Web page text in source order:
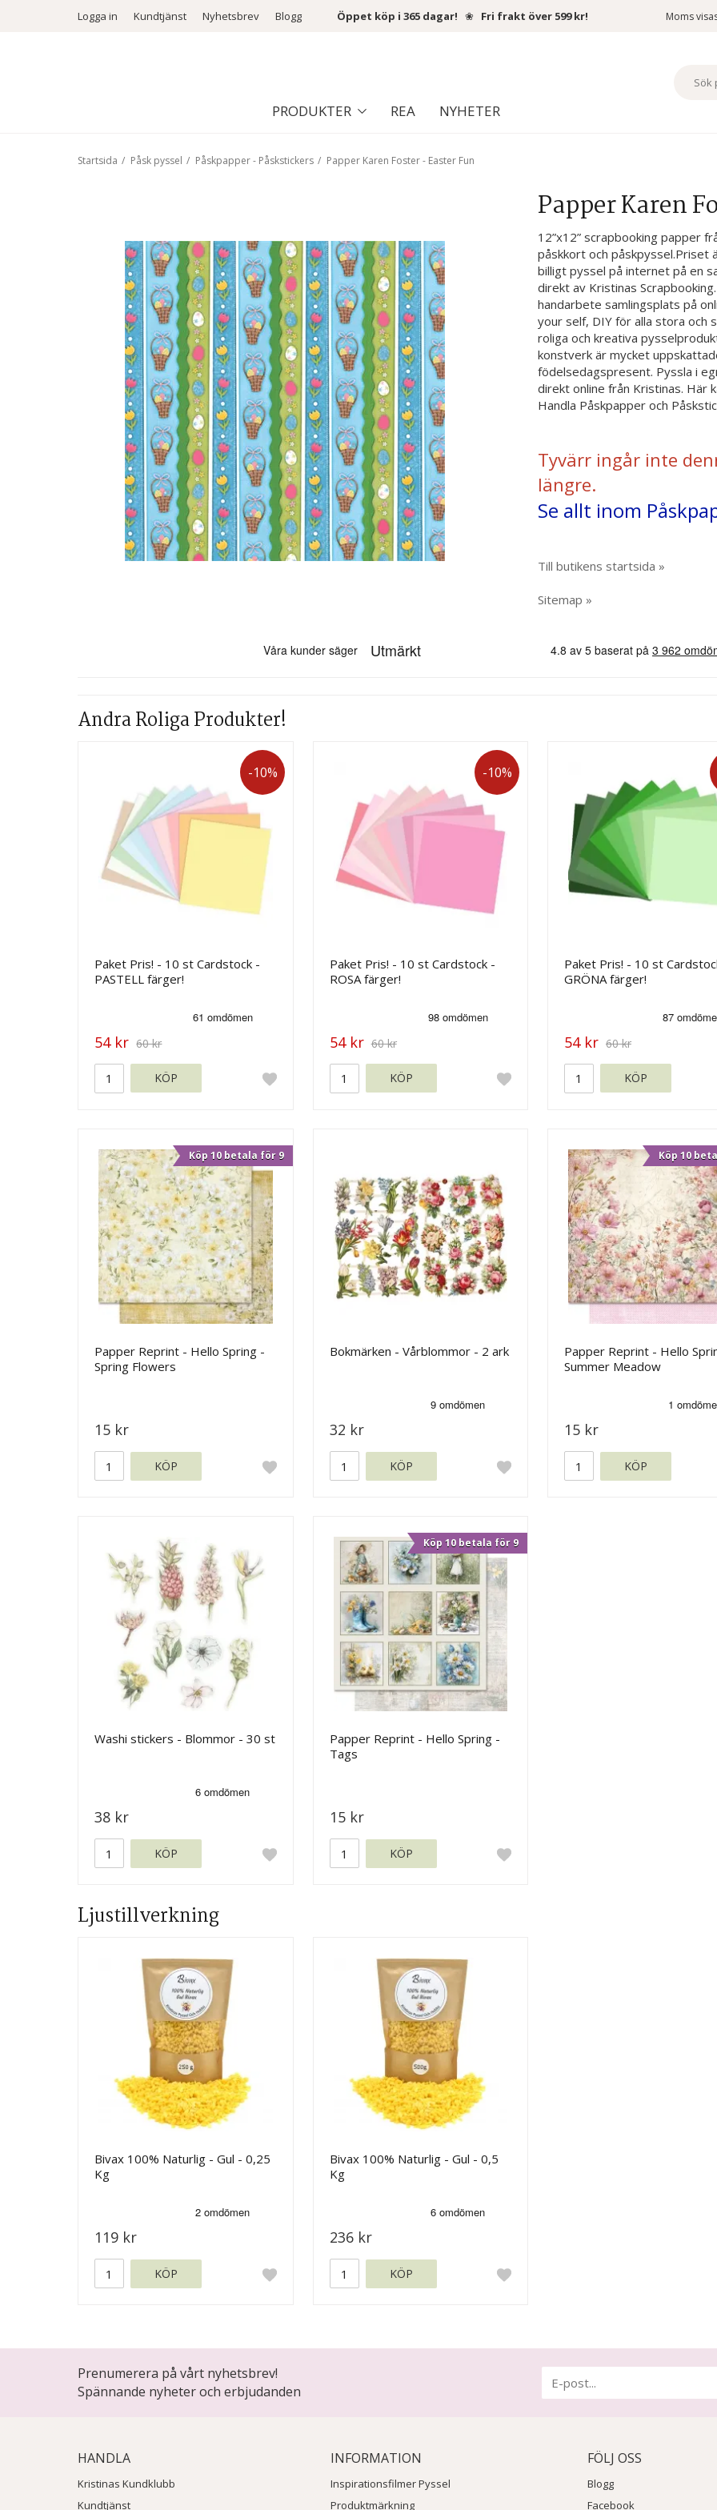
Logga in Kundtjänst Nyhetsbrev Blogg Öppet köp i 365 dagar! ❀ Fri frakt över 599 kr! Moms
PRODUKTER REA NYHETER
Startsida / Påsk pyssel / Påskpapper - Påskstickers / Papper Karen Foster - Easter Fun
Papper Karen
12”x12” scrapbooking papper
påskkort och påskpyssel.Priset
billigt pyssel på internet på en
direkt av Kristinas
handarbete samlingsplats på
your self, DIY för alla stora och
roliga och kreativa
konstverk är mycket
födelsedagspresent. Pyssla i
direkt online från Kristinas. Här
Handla Påskpapper och
Tyvärr ingår inte
längre.
Se allt inom
Till butikens startsida »
Sitemap »
Andra Roliga Produkter!
-10%
Paket Pris! - 10 st Cardstock -
PASTELL färger!
54 kr 60 kr
KÖP
-10%
Paket Pris! - 10 st Cardstock -
ROSA färger!
54 kr 60 kr
KÖP
Paket Pris! - 10 st
GRÖNA färger!
54 kr 60 kr
KÖP
Köp 10 betala för 9
Papper Reprint - Hello Spring -
Spring Flowers
15 kr
KÖP
Bokmärken - Vårblommor - 2 ark
32 kr
KÖP
Köp 10
Papper Reprint - Hello
Summer Meadow
15 kr
KÖP
Washi stickers - Blommor - 30 st
38 kr
KÖP
Köp 10 betala för 9
Papper Reprint - Hello Spring -
Tags
15 kr
KÖP
Ljustillverkning
Bivax 100% Naturlig - Gul - 0,25
Kg
119 kr
KÖP
Bivax 100% Naturlig - Gul - 0,5
Kg
236 kr
KÖP
Prenumerera på vårt nyhetsbrev!
Spännande nyheter och erbjudanden
HANDLA
Kristinas Kundklubb
Kundtjänst
INFORMATION
Inspirationsfilmer Pyssel
Produktmärkning
FÖLJ OSS
Blogg
Facebook